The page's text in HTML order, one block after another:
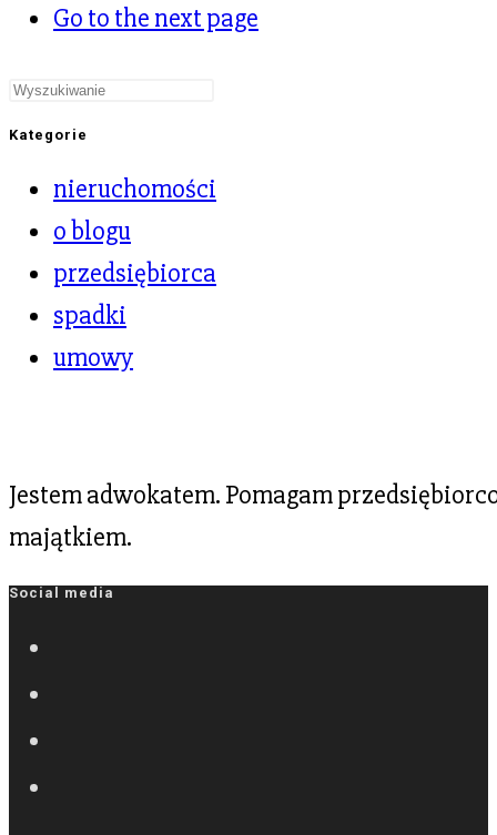
Go to the next page
Kategorie
nieruchomości
o blogu
przedsiębiorca
spadki
umowy
Jestem adwokatem. Pomagam
majątkiem.
Social media